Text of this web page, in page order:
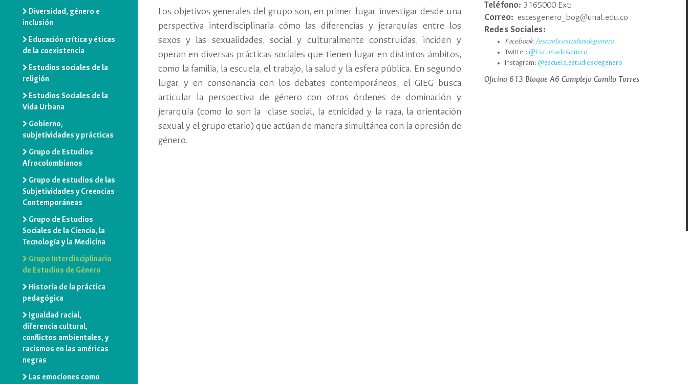
Diversidad, género e
inclusión
Educación crítica y éticas
de la coexistencia
Estudios sociales de la
religión
Estudios Sociales de la
Vida Urbana
Gobierno,
subjetividades y prácticas
Grupo de Estudios
Afrocolombianos
Grupo de estudios de las
Subjetividades y Creencias
Contemporáneas
Grupo de Estudios
Sociales de la Ciencia, la
Tecnología y la Medicina
Grupo Interdisciplinario
de Estudios de Género
Historia de la práctica
pedagógica
Igualdad racial,
diferencia cultural,
conflictos ambientales, y
racismos en las américas
negras
Las emociones como
Los objetivos generales del grupo son, en primer lugar, investigar desde una
perspectiva interdisciplinaria cómo las diferencias y jerarquías entre los
sexos y las sexualidades, social y culturalmente construidas, inciden y
operan en diversas prácticas sociales que tienen lugar en distintos ámbitos,
como la familia, la escuela, el trabajo, la salud y la esfera pública. En segundo
lugar, y en consonancia con los debates contemporáneos, el GIEG busca
articular la perspectiva de género con otros órdenes de dominación y
jerarquía (como lo son la clase social, la etnicidad y la raza, la orientación
sexual y el grupo etario) que actúan de manera simultánea con la opresión de
género.
Teléfono: 3165000 Ext:
Correo: escesgenero_bog@unal.edu.co
Redes Sociales:
Facebook:/escuela.estudiosdegenero
Twitter: @EscueladeGenero
Instagram: @escuela.estudiosdegenero
Oficina 613 Bloque A6 Complejo Camilo Torres